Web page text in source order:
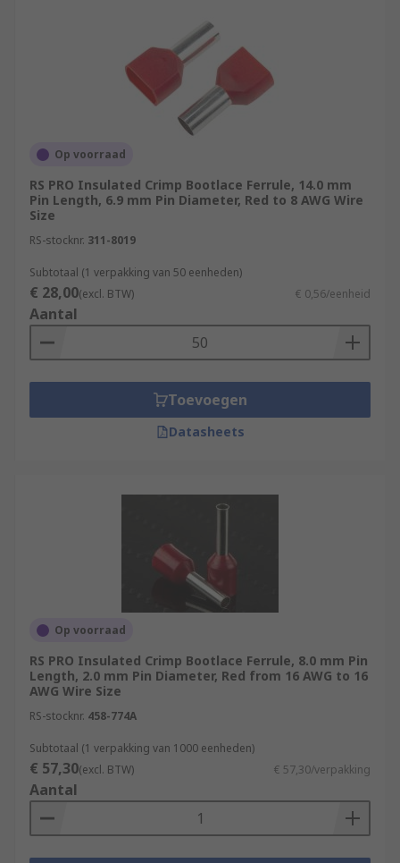
Op voorraad
RS PRO Insulated Crimp Bootlace Ferrule, 14.0 mm
Pin Length, 6.9 mm Pin Diameter, Red to 8 AWG Wire
Size
RS-stocknr. 311-8019
Subtotaal (1 verpakking van 50 eenheden)
€ 28,00(excl. BTW) € 0,56/eenheid
Aantal
Toevoegen
Datasheets
Op voorraad
RS PRO Insulated Crimp Bootlace Ferrule, 8.0 mm Pin
Length, 2.0 mm Pin Diameter, Red from 16 AWG to 16
AWG Wire Size
RS-stocknr. 458-774A
Subtotaal (1 verpakking van 1000 eenheden)
€ 57,30(excl. BTW) € 57,30/verpakking
Aantal